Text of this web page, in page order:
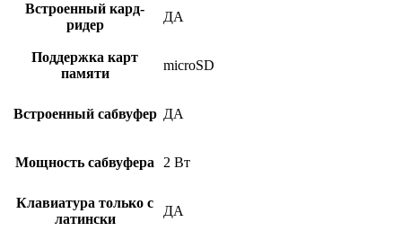
Встроенный кард-
ридер
ДА
Поддержка карт
памяти
microSD
Встроенный сабвуфер ДА
Мощность сабвуфера 2 Вт
Клавиатура только с
латински
ДА